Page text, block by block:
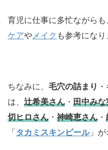
育児に仕事に多忙ながら
ケアや メイク も参考になり
ちなみに、 毛穴の詰まり ・
は、 辻希美さん ・ 田中み
切ヒロさん ・ 神崎恵さん ・
「タカミスキンピール」が